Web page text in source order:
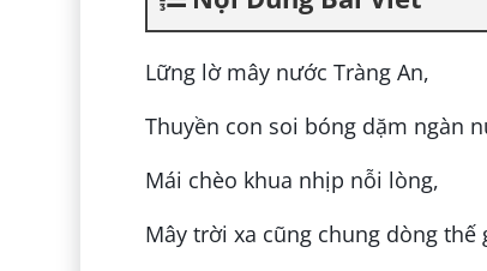
Lững lờ mây nước Tràng An,
Thuyền con soi bóng dặm ngàn
Mái chèo khua nhịp nỗi lòng,
Mây trời xa cũng chung dòng thế